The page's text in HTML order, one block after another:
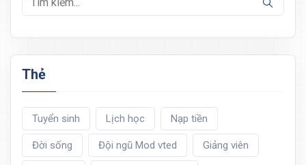
Thẻ
Tuyển sinh Lịch học Nạp tiền
Đời sống Đội ngũ Mod vted Giảng viên